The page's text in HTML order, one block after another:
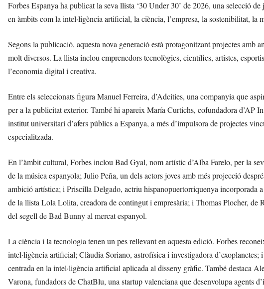
Forbes Espanya ha publicat la seva llista ‘30 Under 30’ de 2026, una selecció
en àmbits com la intel·ligència artificial, la ciència, l’empresa, la sostenibilitat, la
Segons la publicació, aquesta nova generació està protagonitzant projectes amb
molt diversos. La llista inclou emprenedors tecnològics, científics, artistes,
l’economia digital i creativa.
Entre els seleccionats figura Manuel Ferreira, d’Adcities, una companyia que
per a la publicitat exterior. També hi apareix María Curtichs, cofundadora d’AP
institut universitari d’afers públics a Espanya, a més d’impulsora de projectes
especialitzada.
En l’àmbit cultural, Forbes inclou Bad Gyal, nom artístic d’Alba Farelo, per la
de la música espanyola; Julio Peña, un dels actors joves amb més projecció
ambició artística; i Priscilla Delgado, actriu hispanopuertorriquenya incorporada a
de la llista Lola Lolita, creadora de contingut i empresària; i Thomas Plocher, de
del segell de Bad Bunny al mercat espanyol.
La ciència i la tecnologia tenen un pes rellevant en aquesta edició. Forbes
intel·ligència artificial; Clàudia Soriano, astrofísica i investigadora
centrada en la intel·ligència artificial aplicada al disseny gràfic. També destaca
Varona, fundadors de ChatBlu, una startup valenciana que desenvolupa agents